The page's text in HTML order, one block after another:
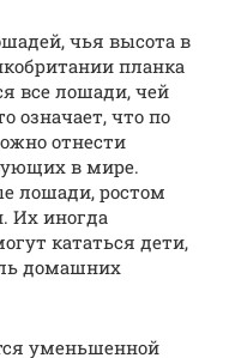
чья высота в
планка
все лошади, чей
означает, что по
отнести
в мире.
лошади, ростом
Их иногда
кататься дети,
домашних
уменьшенной